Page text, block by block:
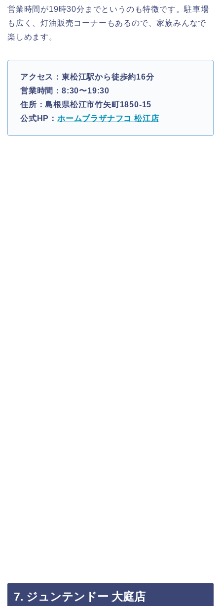
営業時間が19時30分までというのも特徴です。駐車場
も広く、灯油販売コーナーもあるので、家族みんなで
楽しめます。
アクセス：東松江駅から徒歩約16分
営業時間：8:30〜19:30
住所：島根県松江市竹矢町1850-15
公式HP： ホームプラザナフコ 松江店
7. ジュンテンドー 大庭店